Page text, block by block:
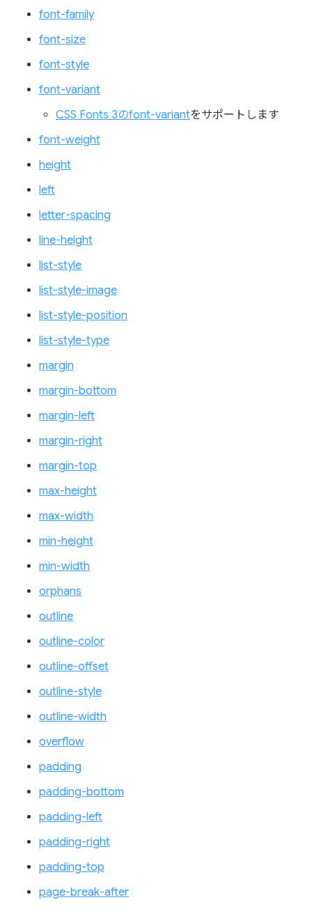
font-family
font-size
font-style
font-variant
CSS Fonts 3のfont-variantをサポートします
font-weight
height
left
letter-spacing
line-height
list-style
list-style-image
list-style-position
list-style-type
margin
margin-bottom
margin-left
margin-right
margin-top
max-height
max-width
min-height
min-width
orphans
outline
outline-color
outline-offset
outline-style
outline-width
overflow
padding
padding-bottom
padding-left
padding-right
padding-top
page-break-after